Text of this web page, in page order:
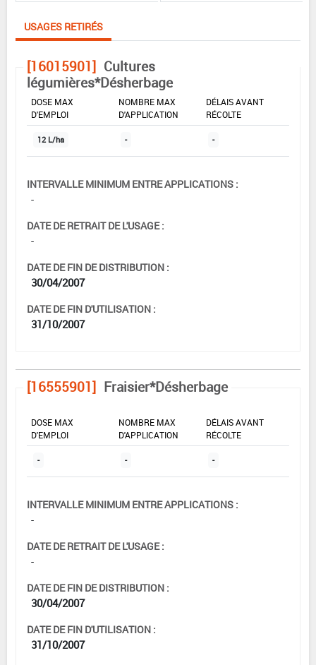
USAGES RETIRÉS
[16015901] Cultures
légumières*Désherbage
DOSE MAX
D'EMPLOI
NOMBRE MAX
D'APPLICATION
DÉLAIS AVANT
RÉCOLTE
12 L/ha - -
INTERVALLE MINIMUM ENTRE APPLICATIONS :
-
DATE DE RETRAIT DE L'USAGE :
-
DATE DE FIN DE DISTRIBUTION :
30/04/2007
DATE DE FIN D'UTILISATION :
31/10/2007
[16555901] Fraisier*Désherbage
DOSE MAX
D'EMPLOI
NOMBRE MAX
D'APPLICATION
DÉLAIS AVANT
RÉCOLTE
- - -
INTERVALLE MINIMUM ENTRE APPLICATIONS :
-
DATE DE RETRAIT DE L'USAGE :
-
DATE DE FIN DE DISTRIBUTION :
30/04/2007
DATE DE FIN D'UTILISATION :
31/10/2007